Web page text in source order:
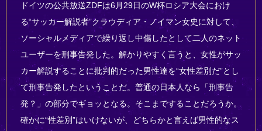
ドイツの公共放送ZDFは6月29日のW杯ロシア大会におけ
る“サッカー解説者”クラウディア・ノイマン女史に対して、
ソーシャルメディアで繰り返し中傷したとして二人のネット
ユーザーを刑事告発した。解かりやすく言うと、女性がサッ
カー解説することに批判的だった男性達を“女性差別だ”とし
て刑事告発したということだ。普通の日本人なら「刑事告
発？」の部分でギョッとなる。そこまですることだろうか。
確かに“性差別”はいけないが、どちらかと言えば男性的なス